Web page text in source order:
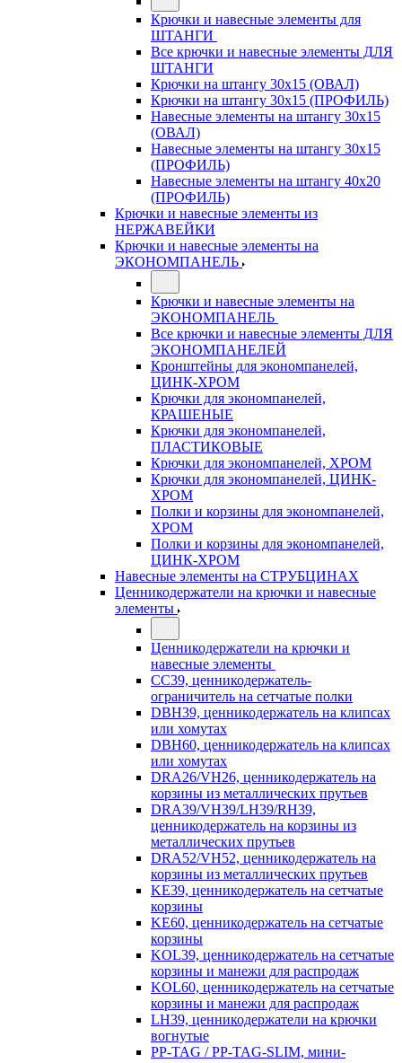
Крючки и навесные элементы для
ШТАНГИ
Все крючки и навесные элементы ДЛЯ
ШТАНГИ
Крючки на штангу 30х15 (ОВАЛ)
Крючки на штангу 30х15 (ПРОФИЛЬ)
Навесные элементы на штангу 30х15
(ОВАЛ)
Навесные элементы на штангу 30х15
(ПРОФИЛЬ)
Навесные элементы на штангу 40х20
(ПРОФИЛЬ)
Крючки и навесные элементы из
НЕРЖАВЕЙКИ
Крючки и навесные элементы на
ЭКОНОМПАНЕЛЬ
Крючки и навесные элементы на
ЭКОНОМПАНЕЛЬ
Все крючки и навесные элементы ДЛЯ
ЭКОНОМПАНЕЛЕЙ
Кронштейны для экономпанелей,
ЦИНК-ХРОМ
Крючки для экономпанелей,
КРАШЕНЫЕ
Крючки для экономпанелей,
ПЛАСТИКОВЫЕ
Крючки для экономпанелей, ХРОМ
Крючки для экономпанелей, ЦИНК-
ХРОМ
Полки и корзины для экономпанелей,
ХРОМ
Полки и корзины для экономпанелей,
ЦИНК-ХРОМ
Навесные элементы на СТРУБЦИНАХ
Ценникодержатели на крючки и навесные
элементы
Ценникодержатели на крючки и
навесные элементы
CC39, ценникодержатель-
ограничитель на сетчатые полки
DBH39, ценникодержатель на клипсах
или хомутах
DBH60, ценникодержатель на клипсах
или хомутах
DRA26/VH26, ценникодержатель на
корзины из металлических прутьев
DRA39/VH39/LH39/RH39,
ценникодержатель на корзины из
металлических прутьев
DRA52/VH52, ценникодержатель на
корзины из металлических прутьев
KE39, ценникодержатель на сетчатые
корзины
KE60, ценникодержатель на сетчатые
корзины
KOL39, ценникодержатель на сетчатые
корзины и манежи для распродаж
KOL60, ценникодержатель на сетчатые
корзины и манежи для распродаж
LH39, ценникодержатели на крючки
вогнутые
PP-TAG / PP-TAG-SLIM, мини-